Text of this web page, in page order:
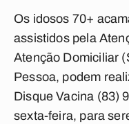
Os idosos 70+
assistidos pela
Atenção Domiciliar
Pessoa, podem
Disque Vacina (83)
sexta-feira, para